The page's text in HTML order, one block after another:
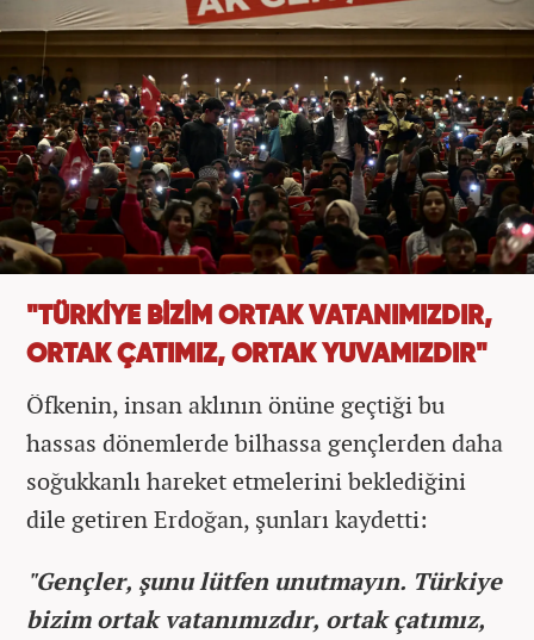
"TÜRKİYE BİZİM ORTAK VATANIMIZDIR,
ORTAK ÇATIMIZ, ORTAK YUVAMIZDIR"
Öfkenin, insan aklının önüne geçtiği bu
hassas dönemlerde bilhassa gençlerden daha
soğukkanlı hareket etmelerini beklediğini
dile getiren Erdoğan, şunları kaydetti:
"Gençler, şunu lütfen unutmayın. Türkiye
bizim ortak vatanımızdır, ortak çatımız,